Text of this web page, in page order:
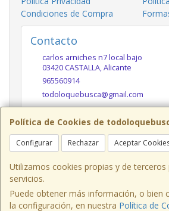
Política de Cookies de
Configurar Rechazar Aceptar
Utilizamos cookies propias y de
servicios.
Puede obtener más información, o bien
la configuración, en nuestra Política de
Condiciones de Compra
Contacto
carlos arniches n7 local bajo
03420 CASTALLA,Alicante
965560914
todoloquebusca@gmail.com
Horario
10h a 14h y 17h a 20h
Carlos Arniches n7 local bajo,
España. - C.I.F.: B54219647 - Tfno: